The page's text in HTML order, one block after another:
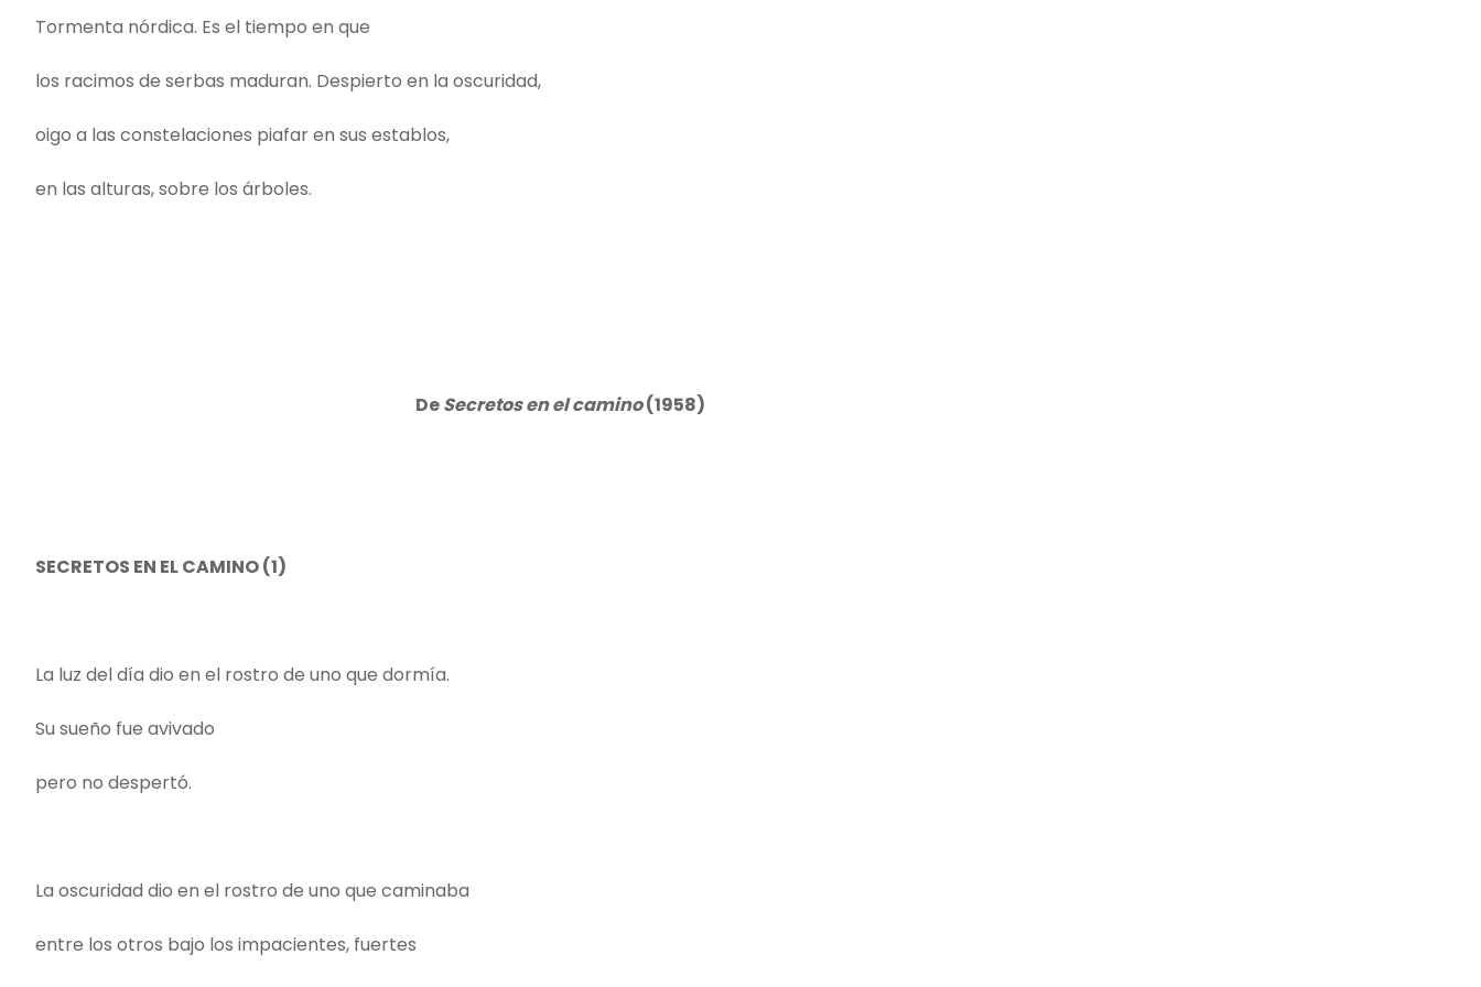
Tormenta nórdica. Es el tiempo en que
los racimos de serbas maduran. Despierto en la oscuridad,
oigo a las constelaciones piafar en sus establos,
en las alturas, sobre los árboles.
DeSecretos en el camino(1958)
SECRETOS EN EL CAMINO (1)
La luz del día dio en el rostro de uno que dormía.
Su sueño fue avivado
pero no despertó.
La oscuridad dio en el rostro de uno que caminaba
entre los otros bajo los impacientes, fuertes